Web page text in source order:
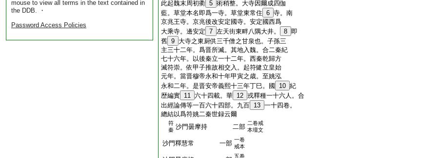
mouse to view all terms in the text contained in
the DDB. ・
Password Access Policies
此起魏末周初衢 5 術稍整。大寺因爾成四伽
藍。草堂本名即爲一寺。草堂東常住 6 寺。南
京兆王寺。京兆後改安定國寺。安定國西爲
大乘寺。邊安定 7 左天街東畔八隅大井。 8 即
舊 9 大寺之東厨供三千僧之甘泉也。子孫三
主三十二年。爲晋所滅。其地入魏。合二秦紀
七十六年。以後秦立一十二年。西秦乾歸方
滅符崇。依甲子推故相交入。起符健立皇始
元年。當晋穆帝永和十年甲寅之歳。至姚泓
永和二年。是晋安帝義熙十三年丁巳。國
10 紀
歴編實 11 六十四載。華 12 戎釋種一十六人。合
出經論傳等一百六十四部。九百 13 一十四卷。
總結以爲符姚二秦世録云爾
符
秦 沙門曇摩持 二部 二卷戒
本壇文
沙門釋慧常 一部 一卷
戒本
五卷